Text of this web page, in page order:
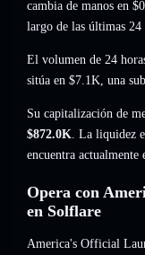
cambia de manos en
largo de las últimas 24
El volumen de 24
sitúa en $7.1K, una
Su capitalización de
$872.0K. La liquidez
encuentra actualmente
Opera con
en Solflare
America's Official